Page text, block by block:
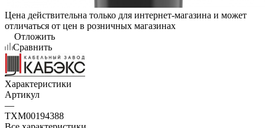
Цена действительна только для интернет-магазина и может
отличаться от цен в розничных магазинах
Отложить
Сравнить
Характеристики
Артикул
—
ТХМ00194388